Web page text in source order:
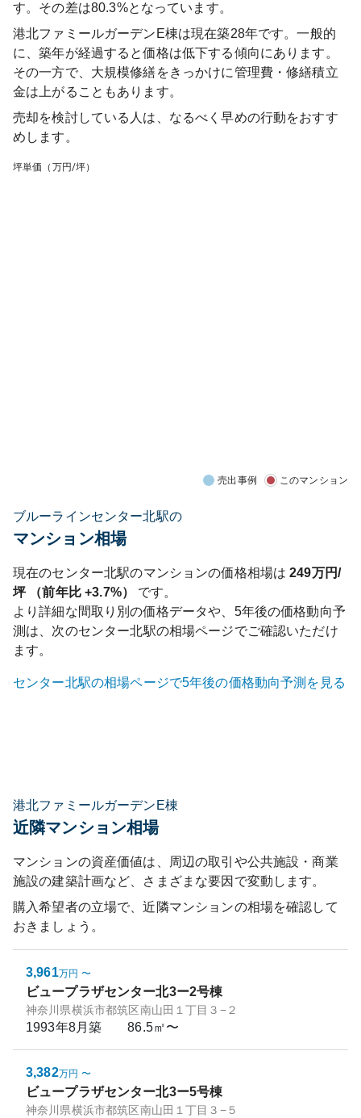
す。その差は80.3%となっています。
港北ファミールガーデンE棟は現在築28年です。一般的
に、築年が経過すると価格は低下する傾向にあります。
その一方で、大規模修繕をきっかけに管理費・修繕積立
金は上がることもあります。
売却を検討している人は、なるべく早めの行動をおすす
めします。
坪単価（万円/坪）
売出事例 このマンション
ブルーラインセンター北駅の
マンション相場
現在のセンター北駅のマンションの価格相場は 249万円/
坪 （前年比+3.7%）
です。
より詳細な間取り別の価格データや、5年後の価格動向予
測は、次のセンター北駅の相場ページでご確認いただけ
ます。
センター北駅の相場ページで5年後の価格動向予測を見る
港北ファミールガーデンE棟
近隣マンション相場
マンションの資産価値は、周辺の取引や公共施設・商業
施設の建築計画など、さまざまな要因で変動します。
購入希望者の立場で、近隣マンションの相場を確認して
おきましょう。
3,961万円 〜
ビュープラザセンター北3ー2号棟
神奈川県横浜市都筑区南山田１丁目３−２
1993年8月築 86.5㎡〜
3,382万円 〜
ビュープラザセンター北3ー5号棟
神奈川県横浜市都筑区南山田１丁目３−５